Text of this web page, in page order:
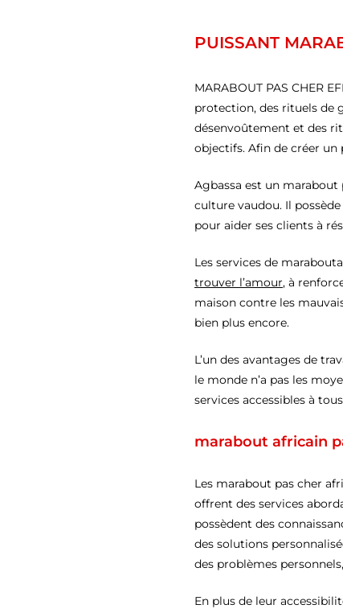
PUISSANT
MARABOUT PAS CHER
protection, des rituels de
désenvoûtement et des
objectifs. Afin de créer un
Agbassa est un marabout
culture vaudou. Il
pour aider ses clients à
Les services de
trouver l’amour, à
maison contre les
bien plus encore.
L’un des avantages de
le monde n’a pas les
services accessibles à
marabout africain
Les marabout pas cher
offrent des services
possèdent des
des solutions
des problèmes
En plus de leur